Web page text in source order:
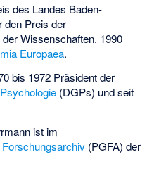
des Landes Baden-
den Preis der
Wissenschaften. 1990
Europaea.
bis 1972 Präsident der
(DGPs) und seit
ist im
(PGFA) der